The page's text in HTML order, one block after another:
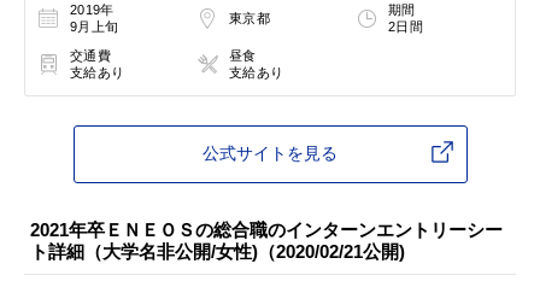
2019年
9月上旬
東京都
期間
2日間
交通費
支給あり
昼食
支給あり
公式サイトを見る
2021年卒ＥＮＥＯＳの総合職のインターンエントリーシー
ト詳細（大学名非公開/女性)（2020/02/21公開)